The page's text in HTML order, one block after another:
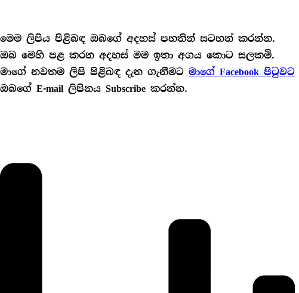
මෙම ලිපිය පිළිබඳ ඔබගේ අදහස් පහතින් සටහන් කරන්න.
ඔබ මෙහි පළ කරන අදහස් මම ඉතා අගය කොට සලකමි.
මාගේ නවතම ලිපි පිළිබඳ දැන ගැනීමට මාගේ Facebook පිටුවට
ඔබගේ E-mail ලිපිනය Subscribe කරන්න.